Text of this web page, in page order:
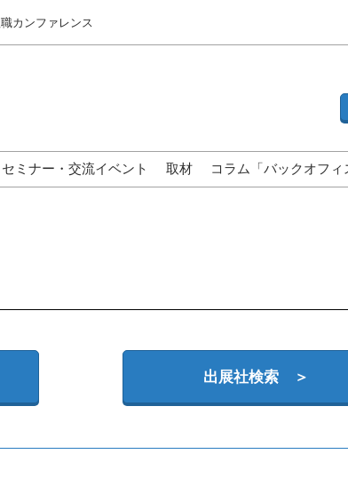
カンファレンス
セミナー・交流イベント 取材 コラム「バックオフィ
出展社検索 ＞